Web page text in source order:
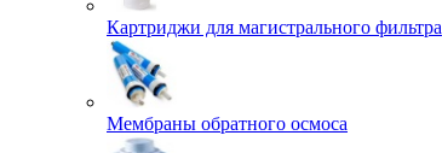
Картриджи для магистрального фильтра
Мембраны обратного осмоса